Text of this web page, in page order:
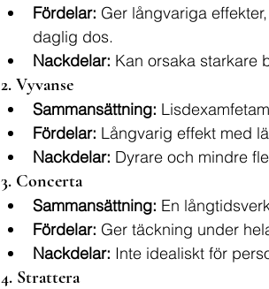
Fördelar: Ger långvariga
daglig dos.
Nackdelar: Kan orsaka starkare
2. Vyvanse
Sammansättning:
Fördelar: Långvarig effekt med
Nackdelar: Dyrare och mindre
3. Concerta
Sammansättning: En
Fördelar: Ger täckning under
Nackdelar: Inte idealiskt för
4. Strattera